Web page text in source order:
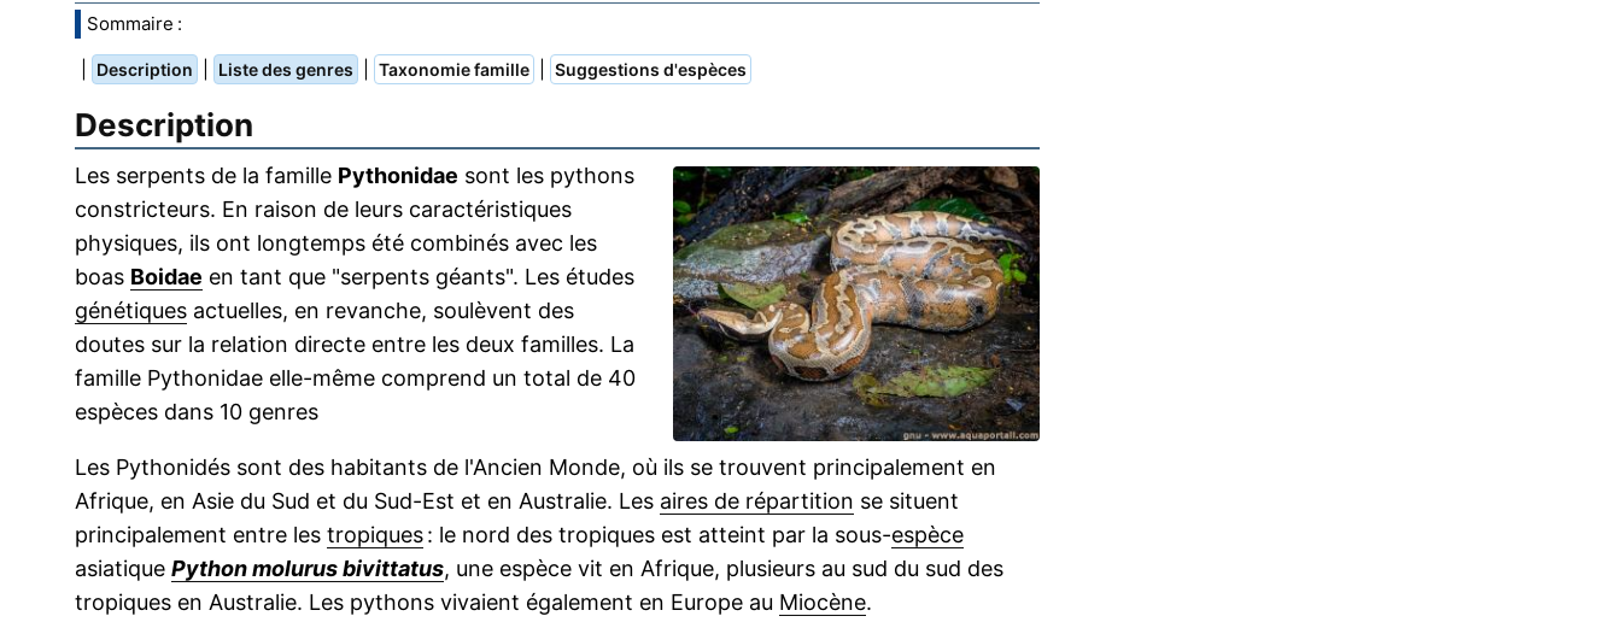
Sommaire :
Description Liste des genres Taxonomie famille Suggestions d'espèces
Description
Les serpents de la famille Pythonidae sont les pythons
constricteurs. En raison de leurs caractéristiques
physiques, ils ont longtemps été combinés avec les
boas Boidae en tant que "serpents géants". Les études
génétiques actuelles, en revanche, soulèvent des
doutes sur la relation directe entre les deux familles. La
famille Pythonidae elle-même comprend un total de 40
espèces dans 10 genres
Les Pythonidés sont des habitants de l'Ancien Monde, où ils se trouvent principalement en
Afrique, en Asie du Sud et du Sud-Est et en Australie. Les aires de répartition se situent
principalement entre les tropiques: le nord des tropiques est atteint par la sous-espèce
asiatique Python molurus bivittatus, une espèce vit en Afrique, plusieurs au sud du sud des
tropiques en Australie. Les pythons vivaient également en Europe au Miocène.